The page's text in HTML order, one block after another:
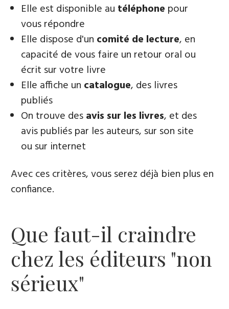
Elle est disponible au téléphone pour
vous répondre
Elle dispose d'un comité de lecture, en
capacité de vous faire un retour oral ou
écrit sur votre livre
Elle affiche un catalogue, des livres
publiés
On trouve desavis sur les livres, et des
avis publiés par les auteurs, sur son site
ou sur internet
Avec ces critères, vous serez déjà bien plus en
confiance.
Que faut-il craindre
chez les éditeurs "non
sérieux"